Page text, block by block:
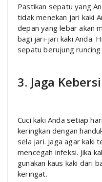
Pastikan sepatu yang
tidak menekan jari kaki
depan yang lebar akan
bagi jari-jari kaki Anda.
sepatu berujung
3. Jaga
Cuci kaki Anda setiap
keringkan dengan
sela jari. Jaga agar kaki
mencegah infeksi. Jika
gunakan kaus kaki dari
keringat.